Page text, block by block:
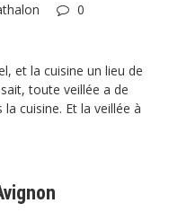
0
et la cuisine un lieu de
toute veillée a de
cuisine. Et la veillée à